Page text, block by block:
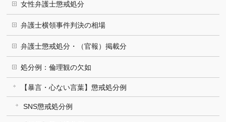
女性弁護士懲戒処分
弁護士横領事件判決の相場
弁護士懲戒処分・（官報）掲載分
処分例：倫理観の欠如
【暴言・心ない言葉】懲戒処分例
SNS懲戒処分例